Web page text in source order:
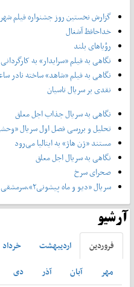
گزارش نخستین روز جشنواره فیلم شهر
خداحافظ آشغال
رؤیاهای بلند
نگاهی به فیلم «سرایدار» به
نگاهی به فیلم «شاهد» ساخته نادر
نقدی بر سریال تاسیان
نگاهی به سریال جذاب اجل معلق
تحلیل و بررسی فصل اول سریال
مستند «ژن هاژ» به ایتالیا می‌رود
نگاهی به سریال اجل معلق
صحرای سرخ
سریال «دیو و ماه پیشونی۲»،سرمشقی برای آثار کودک و نوجوان
آرشیو
فروردين ارديبهشت خرداد
مهر
آبان آذر دی